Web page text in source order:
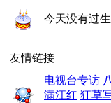
今天没有过
友情链接
电视台专访
满江红 狂草